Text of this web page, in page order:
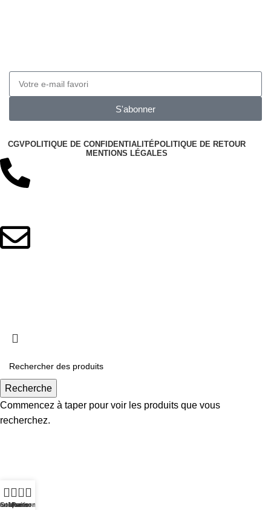
S'abonner
CGVPOLITIQUE DE CONFIDENTIALITÉPOLITIQUE DE RETOUR
MENTIONS LÉGALES
Recherche
Commencez à taper pour voir les produits que vous
recherchez.
Souhaits
0
Panier
Mon compte